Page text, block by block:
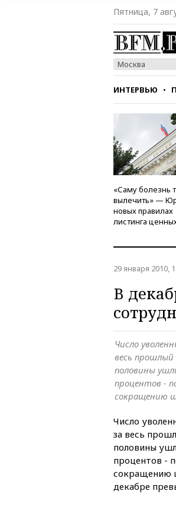
Пятница, 7
Москва
ИНТЕРВЬЮ
СТИЛЬ
«Саму болезнь
вылечить» —
новых правилах
листинга
29 января 2010,
В
Число
весь прошлый
половины
процентов -
сокращению
Число
за весь
половины
процентов -
сокращению
декабре